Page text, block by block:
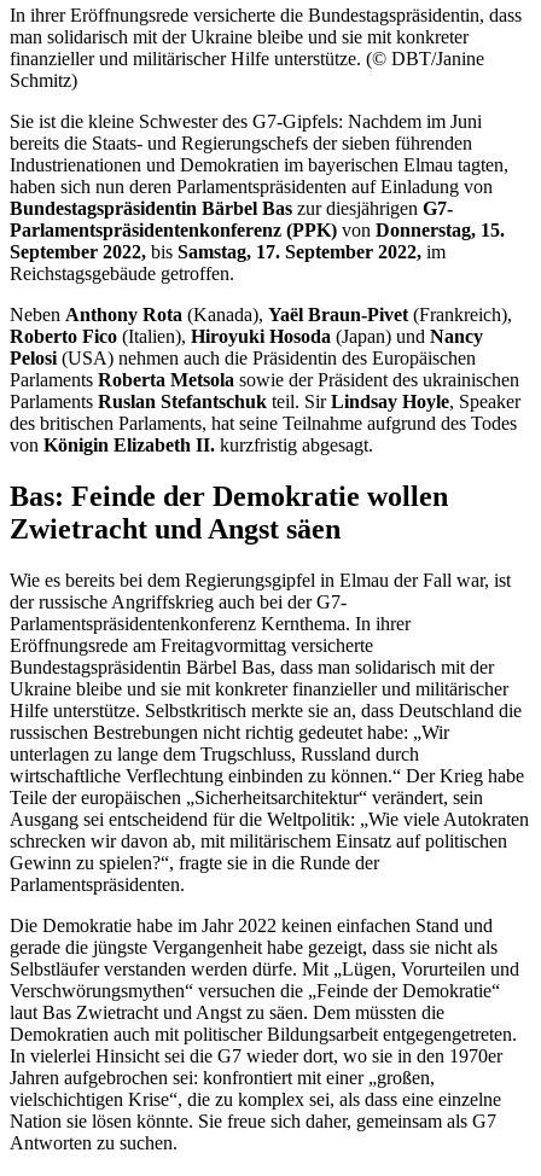
In ihrer Eröffnungsrede versicherte die Bundestagspräsidentin, dass
man solidarisch mit der Ukraine bleibe und sie mit konkreter
finanzieller und militärischer Hilfe unterstütze. (© DBT/Janine
Schmitz)
Sie ist die kleine Schwester des G7-Gipfels: Nachdem im Juni
bereits die Staats- und Regierungschefs der sieben führenden
Industrienationen und Demokratien im bayerischen Elmau tagten,
haben sich nun deren Parlamentspräsidenten auf Einladung von
Bundestagspräsidentin Bärbel Bas zur diesjährigen G7-
Parlamentspräsidentenkonferenz (PPK) von Donnerstag, 15.
September 2022, bis Samstag, 17. September 2022, im
Reichstagsgebäude getroffen.
Neben Anthony Rota (Kanada), Yaël Braun-Pivet (Frankreich),
Roberto Fico (Italien), Hiroyuki Hosoda (Japan) und Nancy
Pelosi (USA) nehmen auch die Präsidentin des Europäischen
Parlaments Roberta Metsola sowie der Präsident des ukrainischen
Parlaments Ruslan Stefantschuk teil. SirLindsay Hoyle, Speaker
des britischen Parlaments, hat seine Teilnahme aufgrund des Todes
von Königin Elizabeth II. kurzfristig abgesagt.
Bas: Feinde der Demokratie wollen
Zwietracht und Angst säen
Wie es bereits bei dem Regierungsgipfel in Elmau der Fall war, ist
der russische Angriffskrieg auch bei der G7-
Parlamentspräsidentenkonferenz Kernthema. In ihrer
Eröffnungsrede am Freitagvormittag versicherte
Bundestagspräsidentin Bärbel Bas, dass man solidarisch mit der
Ukraine bleibe und sie mit konkreter finanzieller und militärischer
Hilfe unterstütze. Selbstkritisch merkte sie an, dass Deutschland die
russischen Bestrebungen nicht richtig gedeutet habe: „Wir
unterlagen zu lange dem Trugschluss, Russland durch
wirtschaftliche Verflechtung einbinden zu können.“ Der Krieg habe
Teile der europäischen „Sicherheitsarchitektur“ verändert, sein
Ausgang sei entscheidend für die Weltpolitik: „Wie viele Autokraten
schrecken wir davon ab, mit militärischem Einsatz auf politischen
Gewinn zu spielen?“, fragte sie in die Runde der
Parlamentspräsidenten.
Die Demokratie habe im Jahr 2022 keinen einfachen Stand und
gerade die jüngste Vergangenheit habe gezeigt, dass sie nicht als
Selbstläufer verstanden werden dürfe. Mit „Lügen, Vorurteilen und
Verschwörungsmythen“ versuchen die „Feinde der Demokratie“
laut Bas Zwietracht und Angst zu säen. Dem müssten die
Demokratien auch mit politischer Bildungsarbeit entgegengetreten.
In vielerlei Hinsicht sei die G7 wieder dort, wo sie in den 1970er
Jahren aufgebrochen sei: konfrontiert mit einer „großen,
vielschichtigen Krise“, die zu komplex sei, als dass eine einzelne
Nation sie lösen könnte. Sie freue sich daher, gemeinsam als G7
Antworten zu suchen.